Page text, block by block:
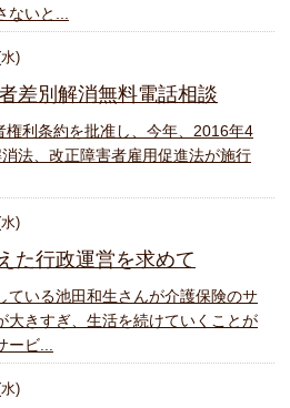
ないと...
)
差別解消無料電話相談
権利条約を批准し、今年、2016年4
法、改正障害者雇用促進法が施行
)
た行政運営を求めて
ている池田和生さんが介護保険のサ
大きすぎ、生活を続けていくことが
ービ...
)